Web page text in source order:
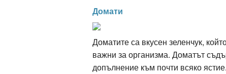
Домати
Доматите са вкусен зеленчук,
важни за организма. Доматът
допълнение към почти всяко ястие.